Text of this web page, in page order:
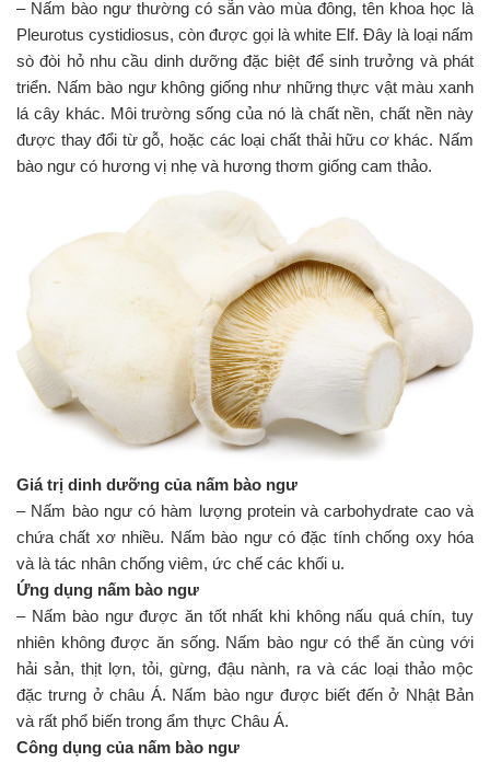
i
g
a
t
o
n
– Nấm bào ngư thường có sẵn vào mùa đông, tên khoa học là
Pleurotus cystidiosus, còn được gọi là white Elf. Đây là loại nấm
sò đòi hỏ nhu cầu dinh dưỡng đặc biệt để sinh trưởng và phát
triển. Nấm bào ngư không giống như những thực vật màu xanh
lá cây khác. Môi trường sống của nó là chất nền, chất nền này
được thay đổi từ gỗ, hoặc các loại chất thải hữu cơ khác. Nấm
bào ngư có hương vị nhẹ và hương thơm giống cam thảo.
Giá trị dinh dưỡng của nấm bào ngư
– Nấm bào ngư có hàm lượng protein và carbohydrate cao và
chứa chất xơ nhiều. Nấm bào ngư có đặc tính chống oxy hóa
và là tác nhân chống viêm, ức chế các khối u.
Ứng dụng nấm bào ngư
– Nấm bào ngư được ăn tốt nhất khi không nấu quá chín, tuy
nhiên không được ăn sống. Nấm bào ngư có thể ăn cùng với
hải sản, thịt lợn, tỏi, gừng, đậu nành, ra và các loại thảo mộc
đặc trưng ở châu Á. Nấm bào ngư được biết đến ở Nhật Bản
và rất phổ biến trong ẩm thực Châu Á.
Công dụng của nấm bào ngư